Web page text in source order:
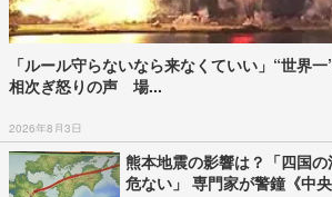
「ルール守らないなら来なくていい」“世界
相次ぎ怒りの声 場...
2026年8月3日
熊本地震の影響は？「四国の
危ない」 専門家が警鐘《中